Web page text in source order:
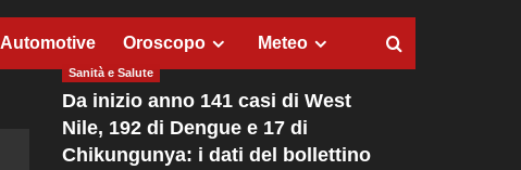
Automotive Oroscopo Meteo
Sanità e Salute
Da inizio anno 141 casi di West
Nile, 192 di Dengue e 17 di
Chikungunya: i dati del bollettino